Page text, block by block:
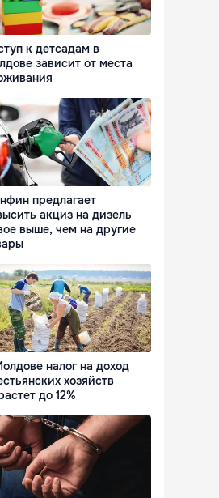
к детсадам в
зависит от места
предлагает
акциз на дизель
выше, чем на другие
налог на доход
хозяйств
до 12%